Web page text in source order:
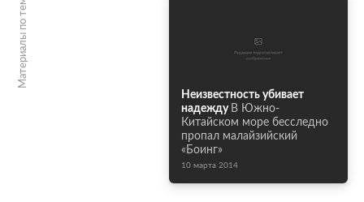
Материалы по теме
Неизвестность убивает
надежду В Южно-
Китайском море бесследно
пропал малайзийский
«Боинг»
10 марта 2014